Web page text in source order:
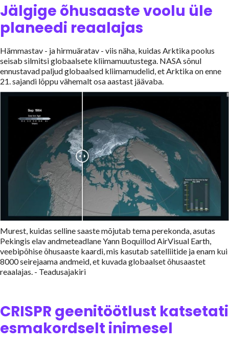
Jälgige õhusaaste voolu üle
planeedi reaalajas
Hämmastav - ja hirmuäratav - viis näha, kuidas Arktika poolus
seisab silmitsi globaalsete kliimamuutustega. NASA sõnul
ennustavad paljud globaalsed kliimamudelid, et Arktika on enne
21. sajandi lõppu vähemalt osa aastast jäävaba.
Murest, kuidas selline saaste mõjutab tema perekonda, asutas
Pekingis elav andmeteadlane Yann Boquillod AirVisual Earth,
veebipõhise õhusaaste kaardi, mis kasutab satelliitide ja enam kui
8000 seirejaama andmeid, et kuvada globaalset õhusaastet
reaalajas. - Teadusajakiri
CRISPR geenitöötlust katsetati
esmakordselt inimesel